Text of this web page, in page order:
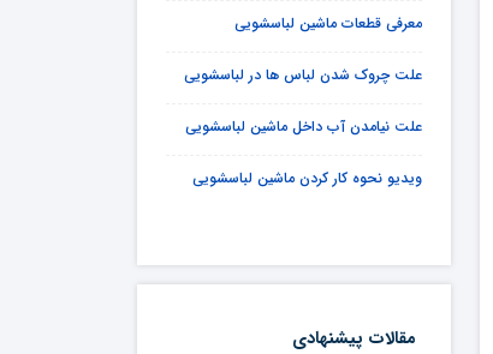
معرفی قطعات ماشین لباسشویی
علت چروک شدن لباس ها در لباسشویی
علت نیامدن آب داخل ماشین لباسشویی
ویدیو نحوه کار کردن ماشین لباسشویی
مقالات پیشنهادی